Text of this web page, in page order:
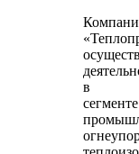
в
сегменте